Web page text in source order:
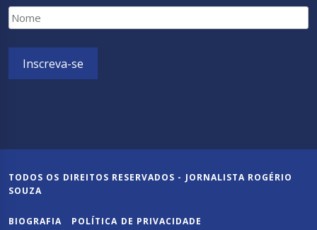
Nome
Inscreva-se
TODOS OS DIREITOS RESERVADOS - JORNALISTA ROGÉRIO
SOUZA
BIOGRAFIA POLÍTICA DE PRIVACIDADE